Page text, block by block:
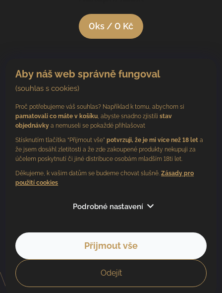
Aby náš web správně fungoval
(souhlas s cookies)
Proč potřebujeme váš souhlas? Například k tomu, abychom si
pamatovali co máte v košíku, abyste snadno zjistilistav
objednávky a nemuseli se pokaždé přihlašovat
Stísknutím tlačítka “Přijmout vše”potvrzuji, že je mi více než 18 let a
že jsem dosáhl zletitosti a že zde zakoupené produkty nekupuji za
účelem poskytnutí či jiné distribuce osobám mladším 18ti let.
Děkujeme, k vašim datům se budeme chovat slušně.Zásady pro
použití cookies
Podrobné nastavení
Odejít
Přijmout vše
0ks /0 Kč
Sledujte nás
BV vinařství. Všechna práva vyhrazena.